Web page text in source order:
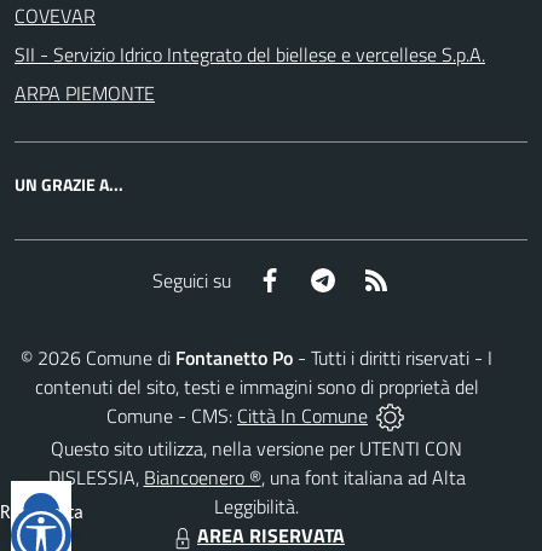
COVEVAR
SII - Servizio Idrico Integrato del biellese e vercellese S.p.A.
ARPA PIEMONTE
UN GRAZIE A...
Seguici su Facebook Telegram
© 2026 Comune di Fontanetto Po - Tutti i diritti riservati - I
contenuti del sito, testi e immagini sono di proprietà del
Comune - CMS: Città In Comune
Questo sito utilizza, nella versione per UTENTI CON
DISLESSIA, Biancoenero ®, una font italiana ad Alta
Leggibilità.
AREA RISERVATA
Reimposta
tutto